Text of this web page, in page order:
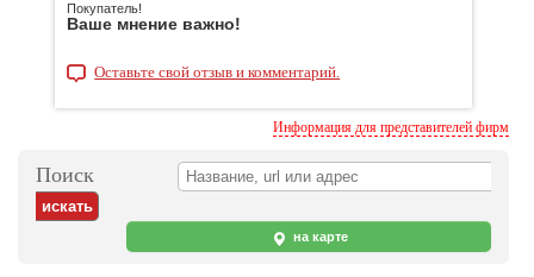
Покупатель!
Ваше мнение важно!
Оставьте свой отзыв и комментарий.
Информация для представителей фирм
Поиск
на карте